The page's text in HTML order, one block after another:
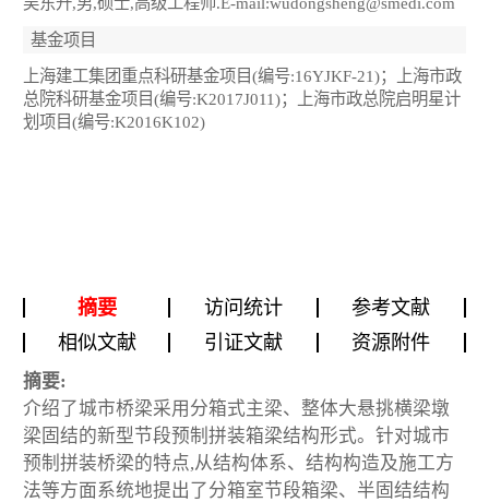
基金项目
上海建工集团重点科研基金项目(编号:16YJKF-21)；上海市政
总院科研基金项目(编号:K2017J011)；上海市政总院启明星计
划项目(编号:K2016K102)
摘要 访问统计
参考文献
相似文献
引证文献 资源附件
摘要:
介绍了城市桥梁采用分箱式主梁、整体大悬挑横梁墩
梁固结的新型节段预制拼装箱梁结构形式。针对城市
预制拼装桥梁的特点,从结构体系、结构构造及施工方
法等方面系统地提出了分箱室节段箱梁、半固结结构